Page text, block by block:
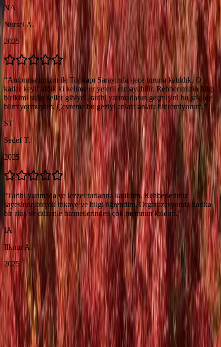
NA
Nursel A.
2025
“Antonina turizm ile Topkapı Sarayında gece turuna katıldık. O
kadar keyif aldık ki kelimeler yeterli olmayabilir. Rehberimizin bilgi
birikimi sular seller gibiydi, tarihi yarımadanın geçmişini bu şekilde
bilmiyormuşum. Çevreme bu geziyi anlata anlata bitiremiyorum.”
ST
Sedef T.
2025
“Tarihi yarımada ve lezzet turlarına katıldım. Rehberlerimiz
sayesinde birçok hikaye ve bilgi öğrendim. Organizasyonda harika
bir akış ve düzenle hizmetlerinden çok memnun kaldım.”
IA
Ilknur A.
2025
Bu Fırsatı Kaçırmayın
KOYO ZAMANI JAPONYA - KUTUP YILDIZI turumuz
hakkında detaylı bilgi almak ve yerinizi ayırtmak için hemen formu
doldurun.
KOYO ZAMANI JAPONYA - KUTUP YILDIZI turlarımız